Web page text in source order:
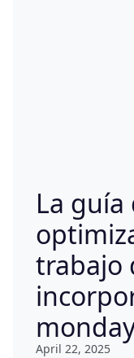
La
trabajo
April 22, 2025